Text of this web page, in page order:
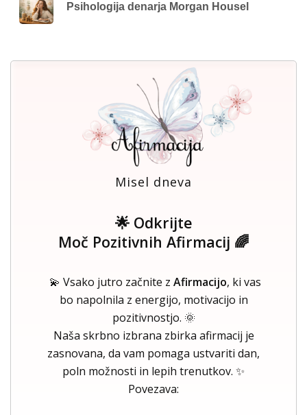
Psihologija denarja Morgan Housel
Misel dneva
🌟 Odkrijte
Moč Pozitivnih Afirmacij 🌈
💫 Vsako jutro začnite z Afirmacijo, ki vas
bo napolnila z energijo, motivacijo in
pozitivnostjo. 🌞
Naša skrbno izbrana zbirka afirmacij je
zasnovana, da vam pomaga ustvariti dan,
poln možnosti in lepih trenutkov. ✨
Povezava: